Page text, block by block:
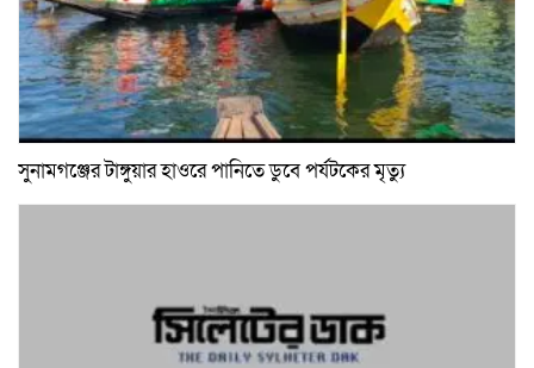
সুনামগঞ্জের টাঙ্গুয়ার হাওরে পানিতে ডুবে পর্যটকের মৃত্যু